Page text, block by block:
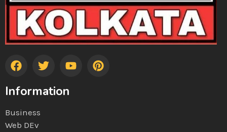
Information
Business
Web DEv